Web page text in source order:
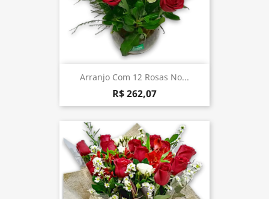
Arranjo Com 12 Rosas No...
R$ 262,07